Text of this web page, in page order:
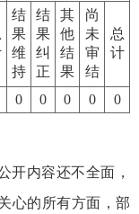
结
果
维
持
结
果
纠
正
其
他
结
果
尚
未
审
结
总
计
0 0 0 0
0
开内容还不全面，
心的所有方面，部